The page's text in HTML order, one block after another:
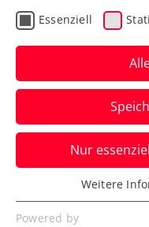
Topfeld
ITF World
Kramsach
Beim ITF-M25-
Autohaus
der Hauptbewerb.
Verfasst von:
Essenziell
Nur
Essenziell
Essenzielle Cookies
Weitere
Powered by